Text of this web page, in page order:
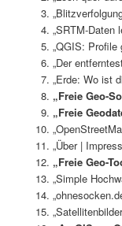
„SRTM-Daten
„QGIS: Profile
„Der
„Erde: Wo ist
„Freie Geo-
„Freie
„Über |
„Freie Geo-
„Simple